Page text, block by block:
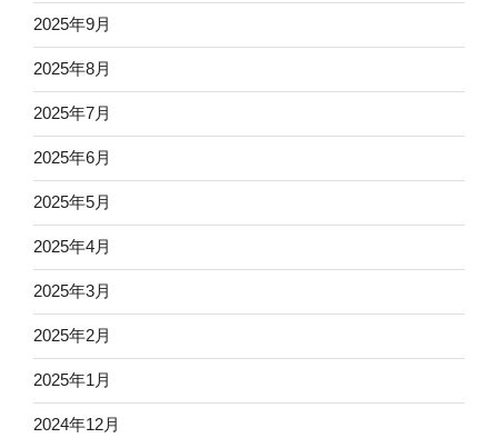
2025年9月
2025年8月
2025年7月
2025年6月
2025年5月
2025年4月
2025年3月
2025年2月
2025年1月
2024年12月